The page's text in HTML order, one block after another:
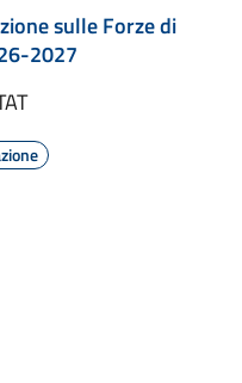
sulle Forze di
2027